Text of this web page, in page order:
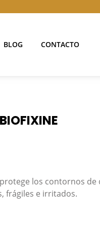
BLOG CONTACTO
los contornos de
frágiles e irritados.